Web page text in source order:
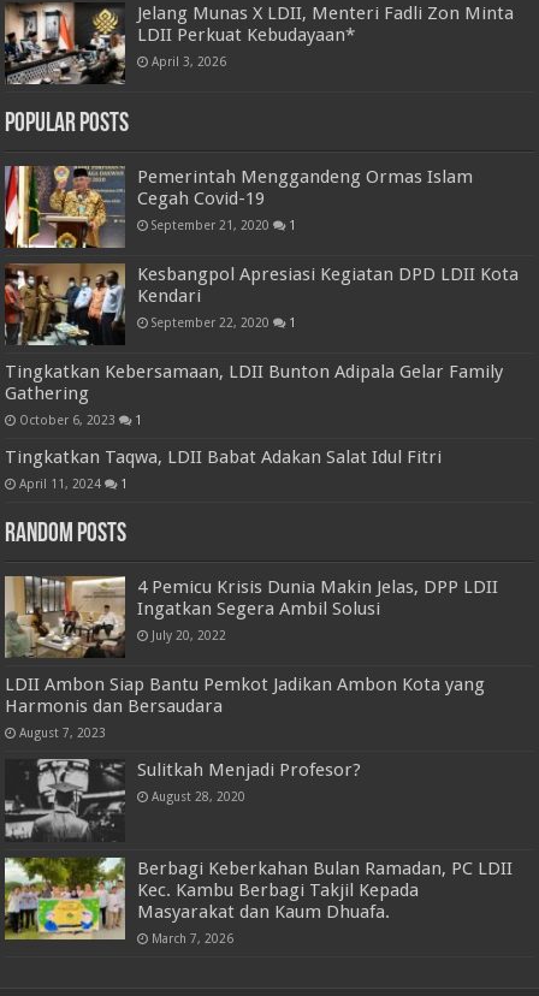
Jelang Munas X LDII, Menteri Fadli Zon Minta
LDII Perkuat Kebudayaan*
April 3, 2026
Popular Posts
Pemerintah Menggandeng Ormas Islam
Cegah Covid-19
September 21, 2020 1
Kesbangpol Apresiasi Kegiatan DPD LDII Kota
Kendari
September 22, 2020 1
Tingkatkan Kebersamaan, LDII Bunton Adipala Gelar Family
Gathering
October 6, 2023 1
Tingkatkan Taqwa, LDII Babat Adakan Salat Idul Fitri
April 11, 2024 1
Random Posts
4 Pemicu Krisis Dunia Makin Jelas, DPP LDII
Ingatkan Segera Ambil Solusi
July 20, 2022
LDII Ambon Siap Bantu Pemkot Jadikan Ambon Kota yang
Harmonis dan Bersaudara
August 7, 2023
Sulitkah Menjadi Profesor?
August 28, 2020
Berbagi Keberkahan Bulan Ramadan, PC LDII
Kec. Kambu Berbagi Takjil Kepada
Masyarakat dan Kaum Dhuafa.
March 7, 2026